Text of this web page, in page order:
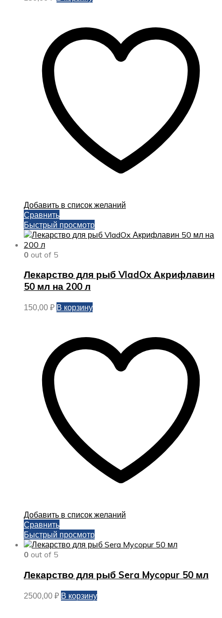
Добавить в список желаний
Сравнить
Быстрый просмотр
0 out of 5
Лекарство для рыб VladOx Акрифлавин
50 мл на 200 л
150,00 ₽ В корзину
Добавить в список желаний
Сравнить
Быстрый просмотр
0 out of 5
Лекарство для рыб Sera Mycopur 50 мл
2500,00 ₽ В корзину